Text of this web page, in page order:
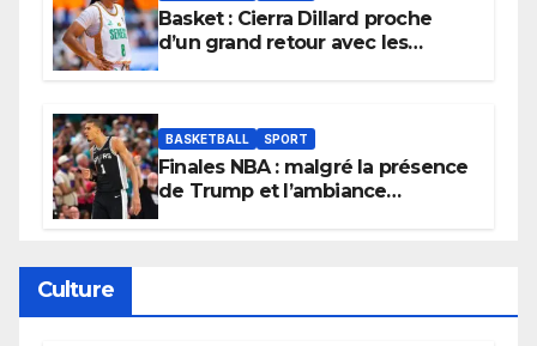
Basket : Cierra Dillard proche
d’un grand retour avec les
BASKETBALL SPORT
Finales NBA : malgré la présence
de Trump et l’ambiance
Culture